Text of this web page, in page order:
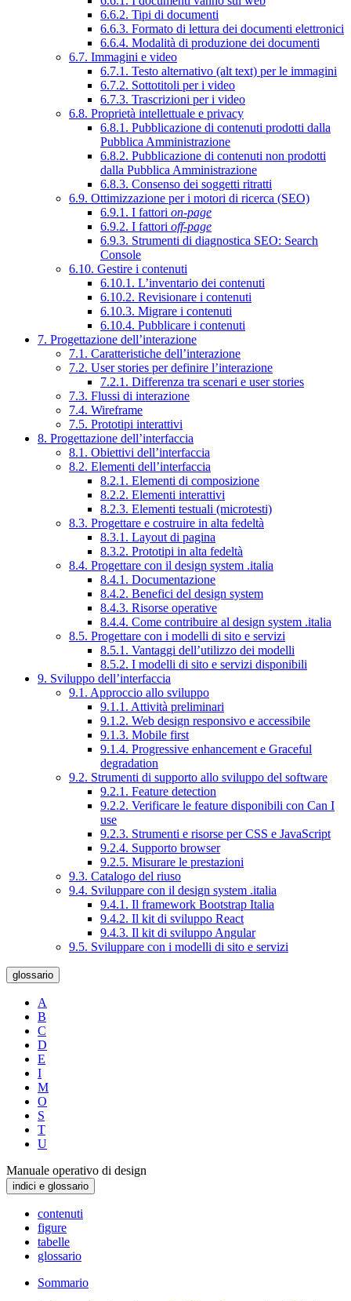
6.6.2. Tipi di documenti
6.6.3. Formato di lettura dei documenti elettronici
6.6.4. Modalità di produzione dei documenti
6.7. Immagini e video
6.7.1. Testo alternativo (alt text) per le immagini
6.7.2. Sottotitoli per i video
6.7.3. Trascrizioni per i video
6.8. Proprietà intellettuale e privacy
6.8.1. Pubblicazione di contenuti prodotti dalla
Pubblica Amministrazione
6.8.2. Pubblicazione di contenuti non prodotti
dalla Pubblica Amministrazione
6.8.3. Consenso dei soggetti ritratti
6.9. Ottimizzazione per i motori di ricerca (SEO)
6.9.1. I fattori on-page
6.9.2. I fattori off-page
6.9.3. Strumenti di diagnostica SEO: Search
Console
6.10. Gestire i contenuti
6.10.1. L’inventario dei contenuti
6.10.2. Revisionare i contenuti
6.10.3. Migrare i contenuti
6.10.4. Pubblicare i contenuti
7. Progettazione dell’interazione
7.1. Caratteristiche dell’interazione
7.2. User stories per definire l’interazione
7.2.1. Differenza tra scenari e user stories
7.3. Flussi di interazione
7.4. Wireframe
7.5. Prototipi interattivi
8. Progettazione dell’interfaccia
8.1. Obiettivi dell’interfaccia
8.2. Elementi dell’interfaccia
8.2.1. Elementi di composizione
8.2.2. Elementi interattivi
8.2.3. Elementi testuali (microtesti)
8.3. Progettare e costruire in alta fedeltà
8.3.1. Layout di pagina
8.3.2. Prototipi in alta fedeltà
8.4. Progettare con il design system .italia
8.4.1. Documentazione
8.4.2. Benefici del design system
8.4.3. Risorse operative
8.4.4. Come contribuire al design system .italia
8.5. Progettare con i modelli di sito e servizi
8.5.1. Vantaggi dell’utilizzo dei modelli
8.5.2. I modelli di sito e servizi disponibili
9. Sviluppo dell’interfaccia
9.1. Approccio allo sviluppo
9.1.1. Attività preliminari
9.1.2. Web design responsivo e accessibile
9.1.3. Mobile first
9.1.4. Progressive enhancement e Graceful
degradation
9.2. Strumenti di supporto allo sviluppo del software
9.2.1. Feature detection
9.2.2. Verificare le feature disponibili con Can I
use
9.2.3. Strumenti e risorse per CSS e JavaScript
9.2.4. Supporto browser
9.2.5. Misurare le prestazioni
9.3. Catalogo del riuso
9.4. Sviluppare con il design system .italia
9.4.1. Il framework Bootstrap Italia
9.4.2. Il kit di sviluppo React
9.4.3. Il kit di sviluppo Angular
9.5. Sviluppare con i modelli di sito e servizi
glossario
A
B
C
D
E
I
M
O
S
T
U
Manuale operativo di design
indici e glossario
contenuti
figure
tabelle
glossario
Sommario